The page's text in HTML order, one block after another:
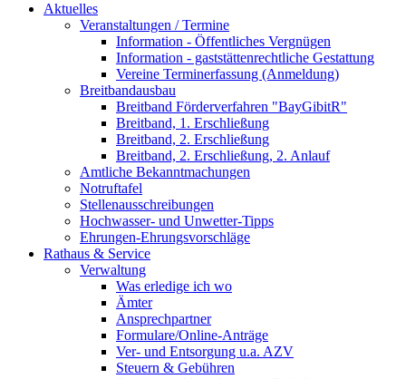
Aktuelles
Veranstaltungen / Termine
Information - Öffentliches Vergnügen
Information - gaststättenrechtliche Gestattung
Vereine Terminerfassung (Anmeldung)
Breitbandausbau
Breitband Förderverfahren "BayGibitR"
Breitband, 1. Erschließung
Breitband, 2. Erschließung
Breitband, 2. Erschließung, 2. Anlauf
Amtliche Bekanntmachungen
Notruftafel
Stellenausschreibungen
Hochwasser- und Unwetter-Tipps
Ehrungen-Ehrungsvorschläge
Rathaus & Service
Verwaltung
Was erledige ich wo
Ämter
Ansprechpartner
Formulare/Online-Anträge
Ver- und Entsorgung u.a. AZV
Steuern & Gebühren